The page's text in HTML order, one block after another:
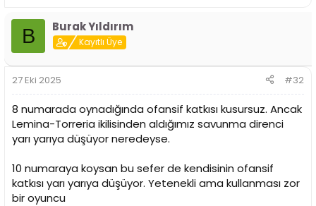
p
l
:
B Burak Yıldırım
Kayıtlı Üye
27 Eki 2025 #32
8 numarada oynadığında ofansif katkısı kusursuz. Ancak
Lemina-Torreria ikilisinden aldığımız savunma direnci
yarı yarıya düşüyor neredeyse.
10 numaraya koysan bu sefer de kendisinin ofansif
katkısı yarı yarıya düşüyor. Yetenekli ama kullanması zor
bir oyuncu